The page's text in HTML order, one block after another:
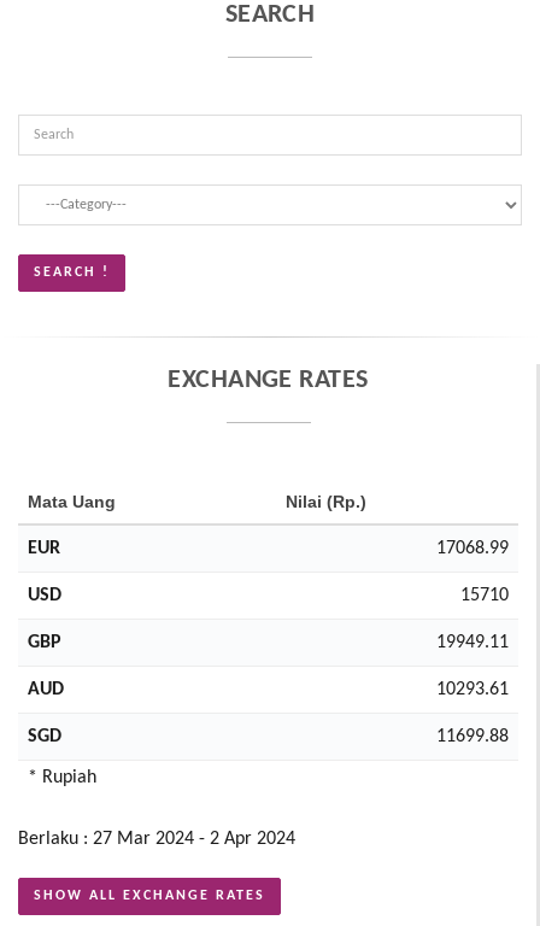
SEARCH
EXCHANGE RATES
Mata Uang Nilai (Rp.)
EUR 17068.99
USD 15710
GBP 19949.11
AUD 10293.61
SGD 11699.88
* Rupiah
Berlaku : 27 Mar 2024 - 2 Apr 2024
SHOW ALL EXCHANGE RATES